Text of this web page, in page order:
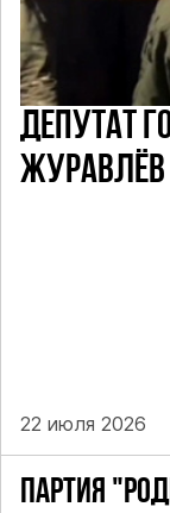
ПАРТИЯ
ДЕПУТАТ
ЖУРАВЛЁВ
22 июля 2026